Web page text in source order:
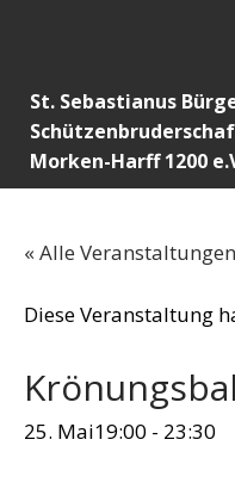
St. Sebastianus
Morken-Harff 1200
« Alle Veranstaltungen
Diese Veranstaltung
25. Mai19:00 - 23:30